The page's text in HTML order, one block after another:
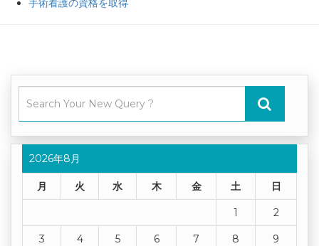
手術看護の資格を取得
2026年8月
月 火 水 木 金 土 日
1 2
3 4 5 6 7 8 9